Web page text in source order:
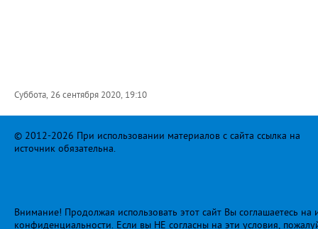
Суббота, 26 сентября 2020, 19:10
© 2012-2026 При использовании материалов с сайта ссылка на
источник обязательна.
Внимание! Продолжая использовать этот сайт Вы соглашаетесь
конфиденциальности. Если вы НЕ согласны на эти условия,